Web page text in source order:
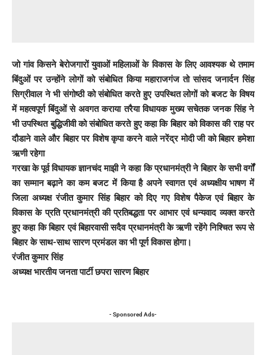
जो गांव किसने बेरोजगारों युवाओं महिलाओं के विकास के लिए आवश्यक थे तमाम
बिंदुओं पर उन्होंने लोगों को संबोधित किया महाराजगंज तो सांसद जनार्दन सिंह
सिग्रीवाल ने भी संगोष्ठी को संबोधित करते हुए उपस्थित लोगों को बजट के विषय
में महत्वपूर्ण बिंदुओं से अवगत कराया तरैया विधायक मुख्य सचेतक जनक सिंह ने
भी उपस्थित बुद्धिजीवी को संबोधित करते हुए कहा कि बिहार को विकास की राह पर
दौडाने वाले और बिहार पर विशेष कृपा करने वाले नरेंद्र मोदी जी को बिहार हमेशा
ऋणी रहेगा
गरखा के पूर्व विधायक ज्ञानचंद माझी ने कहा कि प्रधानमंत्री ने बिहार के सभी वर्गों
का सम्मान बढ़ाने का कम बजट में किया है अपने स्वागत एवं अध्यक्षीय भाषण में
जिला अध्यक्ष रंजीत कुमार सिंह बिहार को दिए गए विशेष पैकेज एवं बिहार के
विकास के प्रति प्रधानमंत्री की प्रतिबद्धता पर आभार एवं धन्यवाद व्यक्त करते
हुए कहा कि बिहार एवं बिहारवासी सदैव प्रधानमंत्री के ऋणी रहेंगे निश्चित रूप से
बिहार के साथ-साथ सारण प्रमंडल का भी पूर्ण विकास होगा।
रंजीत कुमार सिंह
अध्यक्ष भारतीय जनता पार्टी छपरा सारण बिहार
- Sponsored Ads-